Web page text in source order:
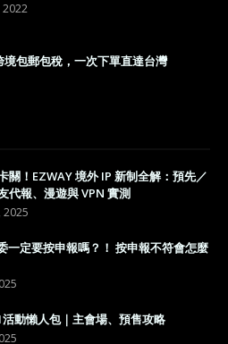
2022
境包郵包稅，一次下單直達台灣
關！EZWAY 境外 IP 新制全解：預先／
代報、漫遊與 VPN 實測
2025
一定要按申報嗎？！ 按申報不符會怎麼
活動懶人包｜主會場、預售攻略